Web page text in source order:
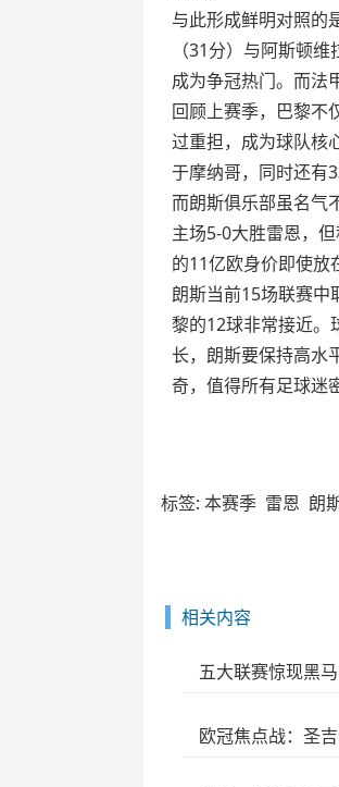
与此形成鲜明对照的
（31分）与阿斯顿
成为争冠热门。而法
回顾上赛季，巴黎不
过重担，成为球队核
于摩纳哥，同时还有
而朗斯俱乐部虽名气
主场5-0大胜雷恩，
的11亿欧身价即使放
朗斯当前15场联赛中
黎的12球非常接近。
长，朗斯要保持高水
奇，值得所有足球迷
标签: 本赛季 雷恩 朗
相关内容
五大联赛惊现黑
欧冠焦点战：圣